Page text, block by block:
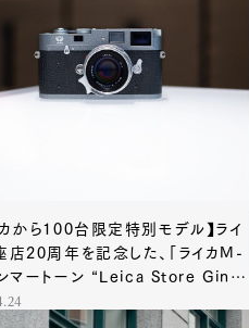
カから100台限定特別モデル】ライ
店20周年を記念した、「ライカM-
マートーン “Leica Store Ginza
」が登場